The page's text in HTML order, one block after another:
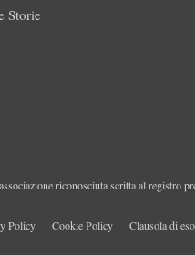
Storie
riconosciuta scritta al registro
Policy Cookie Policy Clausola di